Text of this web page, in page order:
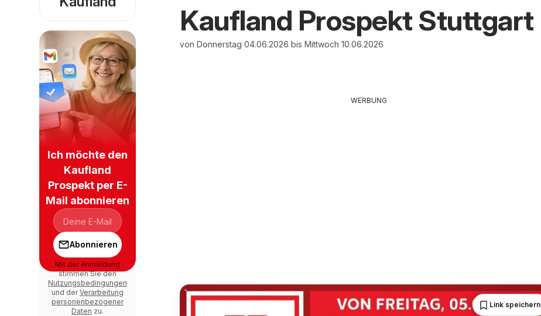
Kaufland Prospekt Stuttgart
von Donnerstag 04.06.2026 bis Mittwoch 10.06.2026
WERBUNG
Link speichern
Ich möchte den
Kaufland
Prospekt per E-
Mail abonnieren
Abonnieren
Mit der Anmeldung
stimmen Sie den
Nutzungsbedingungen
und derVerarbeitung
personenbezogener
Daten zu.